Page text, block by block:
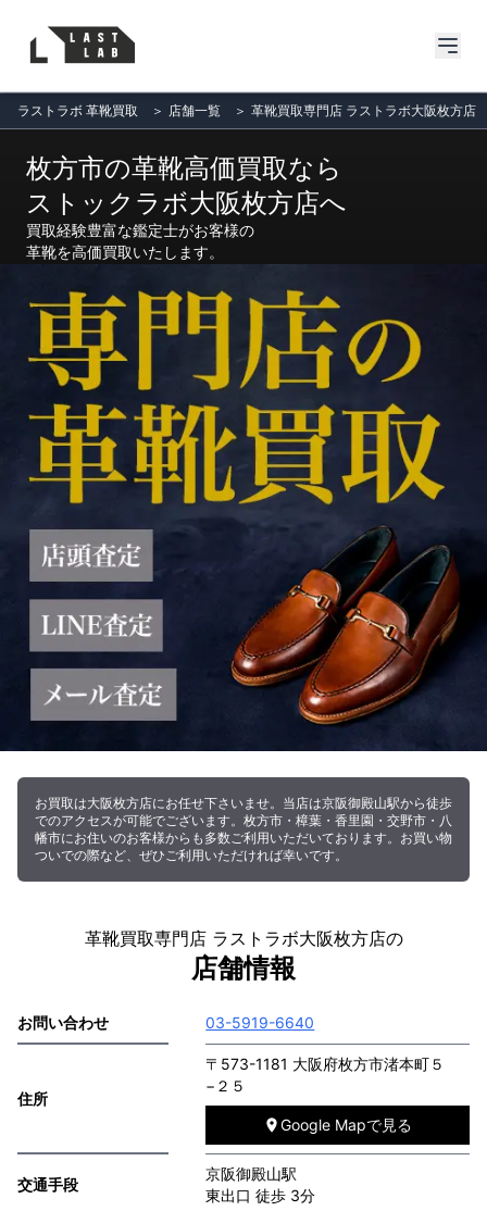
ラストラボ 革靴買取 ＞ 店舗一覧 ＞ 革靴買取専門店 ラストラボ大阪枚方店
枚方市の革靴高価買取なら
ストックラボ大阪枚方店へ
買取経験豊富な鑑定士がお客様の
革靴を高価買取いたします。
お買取は大阪枚方店にお任せ下さいませ。当店は京阪御殿山駅から徒歩
でのアクセスが可能でございます。枚方市・樟葉・香里園・交野市・八
幡市にお住いのお客様からも多数ご利用いただいております。お買い物
ついでの際など、ぜひご利用いただければ幸いです。
革靴買取専門店 ラストラボ大阪枚方店の
店舗情報
お問い合わせ 03-5919-6640
住所
〒573-1181 大阪府枚方市渚本町５
−２５
Google Mapで見る
交通手段
京阪御殿山駅
東出口 徒歩 3分